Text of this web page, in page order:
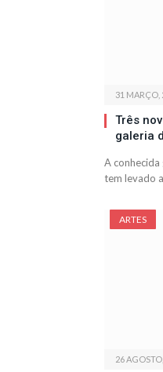
31 MARÇO,
Três
galeria
A conhecida
tem levado
ARTES
26